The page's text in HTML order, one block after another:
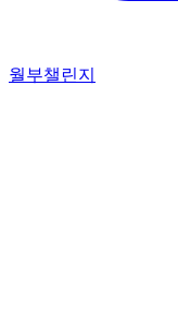
월부챌린지